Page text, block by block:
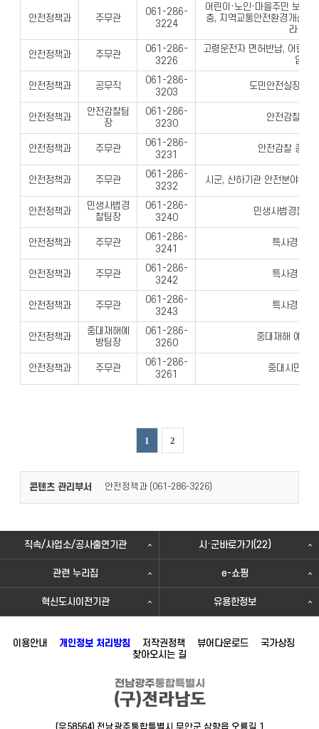
안전정책과 주무관
061-286-
3224
어린이·노인·마을주민 보호
충, 지역교통안전환경개선사
라 확충
안전정책과 주무관
061-286-
3226
고령운전자 면허반납, 어린이
업무
안전정책과 공무직
061-286-
3203
도민안전실장실
안전정책과
안전감찰팀
장
061-286-
3230
안전감찰 업
안전정책과 주무관
061-286-
3231
안전감찰 종합
안전정책과 주무관
061-286-
3232
시군, 산하기관 안전분야 상
안전정책과
민생사법경
찰팀장
061-286-
3240
민생사법경찰팀
안전정책과 주무관
061-286-
3241
특사경 업
안전정책과 주무관
061-286-
3242
특사경 업
안전정책과 주무관
061-286-
3243
특사경 업
안전정책과
중대재해예
방팀장
061-286-
3260
중대재해 예방
안전정책과 주무관
061-286-
3261
중대시민재
1 2
콘텐츠 관리부서 안전정책과 (061-286-3226)
직속/사업소/공사출연기관 시·군바로가기(22)
관련 누리집 e-쇼핑
혁신도시이전기관 유용한정보
이용안내 개인정보 처리방침 저작권정책 뷰어다운로드
국가상징
찾아오시는 길
(우58564) 전남광주통합특별시 무안군 삼향읍 오룡길 1